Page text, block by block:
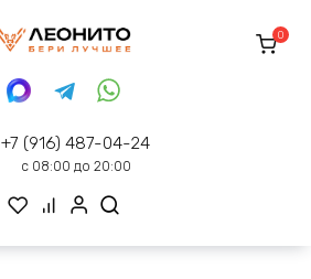
+7 (916) 487-04-24
с 08:00 до 20:00
0